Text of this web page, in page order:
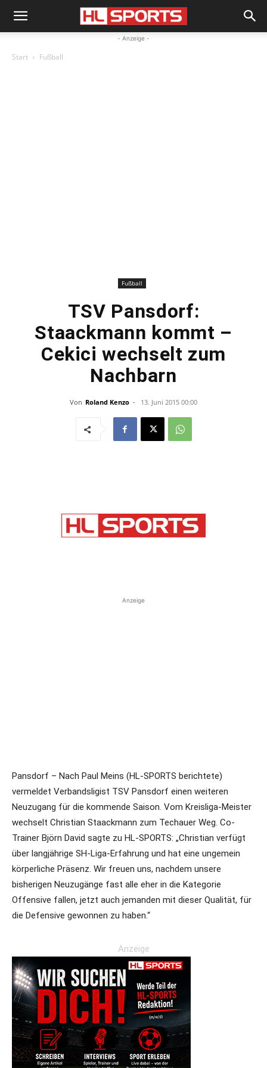
- Anzeige -
Start Fußball
Fußball
TSV Pansdorf:
Staackmann kommt –
Cekici wechselt zum
Nachbarn
Von Roland Kenzo - 13. Juni 2015 00:00
Anzeige
Pansdorf – Nach Paul Meins (HL-SPORTS berichtete)
vermeldet Verbandsligist TSV Pansdorf einen weiteren
Neuzugang für die kommende Saison. Vom Kreisliga-Meister
wechselt Christian Staackmann zum Techauer Weg. Co-
Trainer Björn David sagte zu HL-SPORTS: „Christian verfügt
über langjährige SH-Liga-Erfahrung und hat eine ungemein
körperliche Präsenz. Wir freuen uns, nachdem unsere
bisherigen Neuzugänge fast alle eher in die Kategorie
Offensive fallen, jetzt auch jemanden mit dieser Qualität, für
die Defensive gewonnen zu haben.“
Anzeige